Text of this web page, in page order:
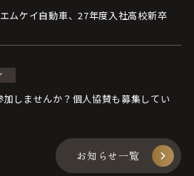
ムケイ自動車、27年度入社高校新卒
加しませんか？個人協賛も募集してい
お知らせ一覧